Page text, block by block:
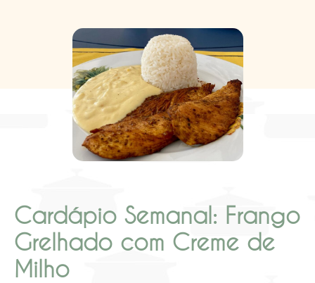
Cardápio Semanal: Frango
Grelhado com Creme de
Milho